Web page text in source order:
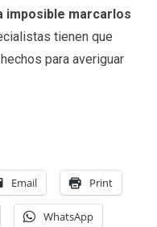
imposible marcarlos
tienen que
para averiguar
Email Print
WhatsApp